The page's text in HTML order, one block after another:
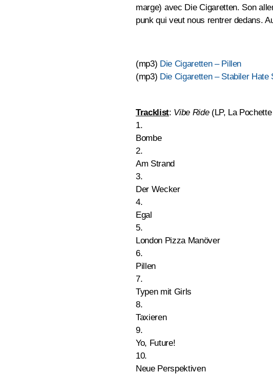
marge) avec Die Cigaretten. Son
punk qui veut nous rentrer dedans.
(mp3) Die Cigaretten – Pillen
(mp3) Die Cigaretten – Stabiler Hate
Tracklist: Vibe Ride (LP, La
1.
Bombe
2.
Am Strand
3.
Der Wecker
4.
Egal
5.
London Pizza Manöver
6.
Pillen
7.
Typen mit Girls
8.
Taxieren
9.
Yo, Future!
10.
Neue Perspektiven